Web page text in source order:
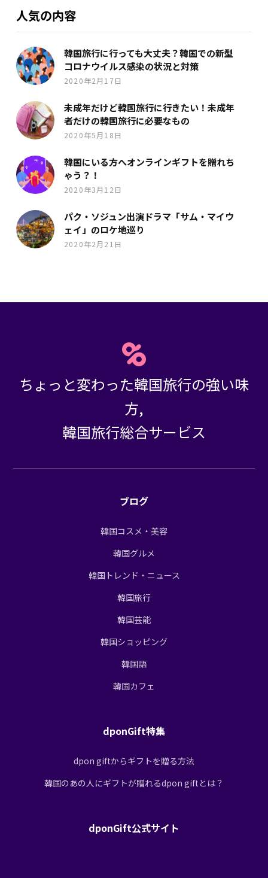
人気の内容
韓国旅行に行っても大丈夫？韓国での新型
コロナウイルス感染の状況と対策
2020年2月17日
未成年だけど韓国旅行に行きたい！未成年
者だけの韓国旅行に必要なもの
2020年5月18日
韓国にいる方へオンラインギフトを贈れち
ゃう？！
2020年3月12日
パク・ソジュン出演ドラマ「サム・マイウ
ェイ」のロケ地巡り
2020年2月21日
ちょっと変わった韓国旅行の強い味
方,
韓国旅行総合サービス
ブログ
韓国コスメ・美容
韓国グルメ
韓国トレンド・ニュース
韓国旅行
韓国芸能
韓国ショッピング
韓国語
韓国カフェ
dponGift特集
dpon giftからギフトを贈る方法
韓国のあの人にギフトが贈れるdpon giftとは？
dponGift公式サイト